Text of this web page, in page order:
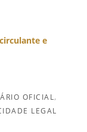
e
OFICIAL
LEGAL